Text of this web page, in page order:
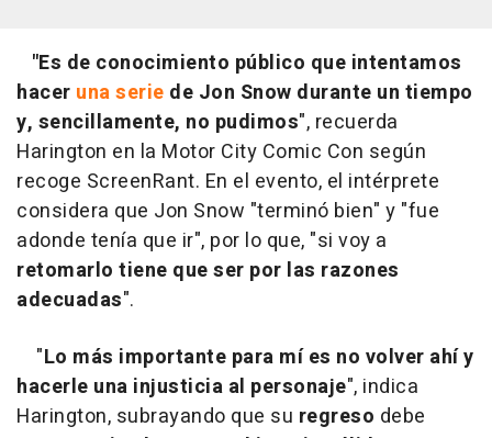
"Es de conocimiento público que intentamos
hacer una serie de Jon Snow durante un tiempo
y, sencillamente, no pudimos", recuerda
Harington en la Motor City Comic Con según
recoge ScreenRant. En el evento, el intérprete
considera que Jon Snow "terminó bien" y "fue
adonde tenía que ir", por lo que, "si voy a
retomarlo tiene que ser por las razones
adecuadas".
"Lo más importante para mí es no volver ahí y
hacerle una injusticia al personaje", indica
Harington, subrayando que su regreso debe